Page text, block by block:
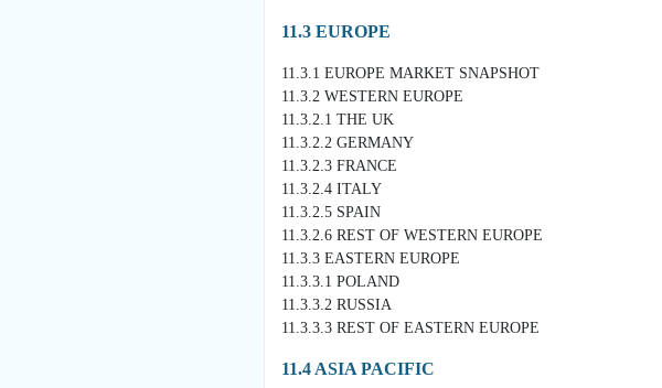
11.3 EUROPE
11.3.1 EUROPE MARKET SNAPSHOT
11.3.2 WESTERN EUROPE
11.3.2.1 THE UK
11.3.2.2 GERMANY
11.3.2.3 FRANCE
11.3.2.4 ITALY
11.3.2.5 SPAIN
11.3.2.6 REST OF WESTERN EUROPE
11.3.3 EASTERN EUROPE
11.3.3.1 POLAND
11.3.3.2 RUSSIA
11.3.3.3 REST OF EASTERN EUROPE
11.4 ASIA PACIFIC